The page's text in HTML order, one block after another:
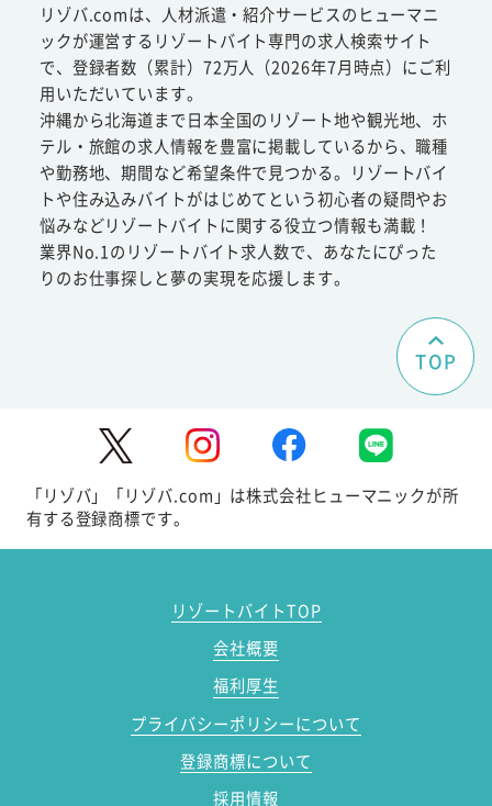
リゾバ.comは、人材派遣・紹介サービスのヒューマニ
ックが運営するリゾートバイト専門の求人検索サイト
で、登録者数（累計）72万人（2026年7月時点）にご利
用いただいています。
沖縄から北海道まで日本全国のリゾート地や観光地、ホ
テル・旅館の求人情報を豊富に掲載しているから、職種
や勤務地、期間など希望条件で見つかる。リゾートバイ
トや住み込みバイトがはじめてという初心者の疑問やお
悩みなどリゾートバイトに関する役立つ情報も満載！
業界No.1のリゾートバイト求人数で、あなたにぴった
りのお仕事探しと夢の実現を応援します。
TOP
「リゾバ」「リゾバ.com」は株式会社ヒューマニックが所
有する登録商標です。
リゾートバイトTOP
会社概要
福利厚生
プライバシーポリシーについて
登録商標について
採用情報